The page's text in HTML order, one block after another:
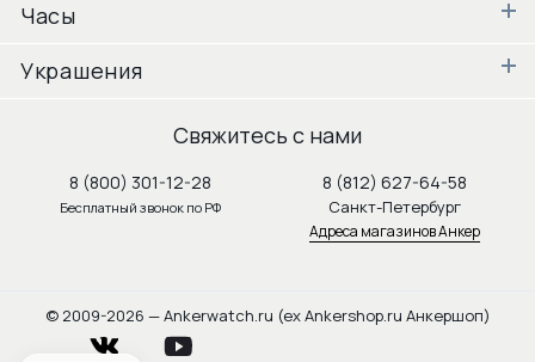
Часы
Украшения
Свяжитесь с нами
8 (800) 301-12-28
Бесплатный звонок по РФ
8 (812) 627-64-58
Санкт-Петербург
Адреса магазинов Анкер
© 2009-2026 — Ankerwatch.ru (ex Ankershop.ru Анкершоп)
vkontakte youtube